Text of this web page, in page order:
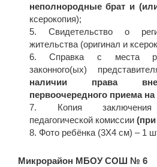
неполнородные брат и
ксерокопия);
Свидетельство о
жительства (оригинал и
Справка с места
законного(ых)
наличии права
первоочередного приема на
Копия заключения
педагогической комиссии
Фото ребёнка (3Х4 см) – 1
Микрорайон МБОУ СОШ № 6